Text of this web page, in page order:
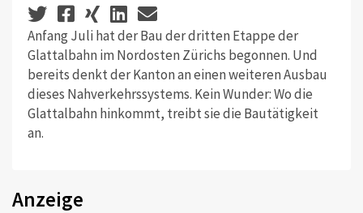
Anfang Juli hat der Bau der dritten Etappe der
Glattalbahn im Nordosten Zürichs begonnen. Und
bereits denkt der Kanton an einen weiteren Ausbau
dieses Nahverkehrssystems. Kein Wunder: Wo die
Glattalbahn hinkommt, treibt sie die Bautätigkeit
an.
Anzeige